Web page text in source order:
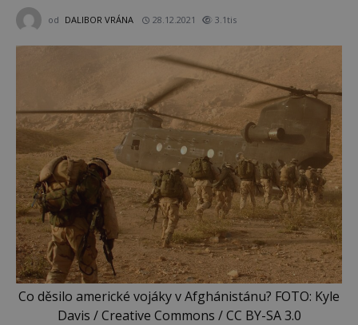
od DALIBOR VRÁNA 28.12.2021 3.1tis
Co děsilo americké vojáky v Afghánistánu? FOTO: Kyle
Davis / Creative Commons / CC BY-SA 3.0